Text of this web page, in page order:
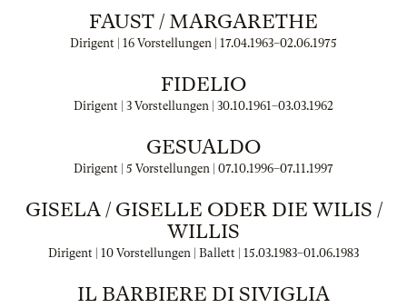
FAUST / MARGARETHE
Dirigent | 16 Vorstellungen | 17.04.1963–02.06.1975
FIDELIO
Dirigent | 3 Vorstellungen | 30.10.1961–03.03.1962
GESUALDO
Dirigent | 5 Vorstellungen | 07.10.1996–07.11.1997
GISELA / GISELLE ODER DIE WILIS /
WILLIS
Dirigent | 10 Vorstellungen | Ballett | 15.03.1983–01.06.1983
IL BARBIERE DI SIVIGLIA